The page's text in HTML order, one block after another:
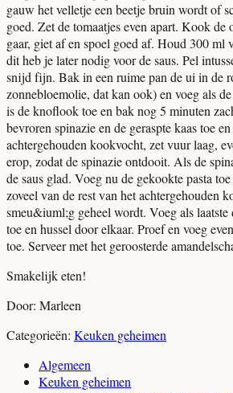
gauw het velletje een beetje bruin wordt of
goed. Zet de tomaatjes even apart. Kook
gaar, giet af en spoel goed af. Houd 300 ml
dit heb je later nodig voor de saus. Pel
snijd fijn. Bak in een ruime pan de ui in de
zonnebloemolie, dat kan ook) en voeg als
is de knoflook toe en bak nog 5 minuten
bevroren spinazie en de geraspte kaas toe
achtergehouden kookvocht, zet vuur laag,
erop, zodat de spinazie ontdooit. Als de
de saus glad. Voeg nu de gekookte pasta
zoveel van de rest van het achtergehouden
smeu&iuml;g geheel wordt. Voeg als
toe en hussel door elkaar. Proef en voeg
toe. Serveer met het geroosterde
Smakelijk eten!
Door: Marleen
Categorieën: Keuken geheimen
Algemeen
Keuken geheimen